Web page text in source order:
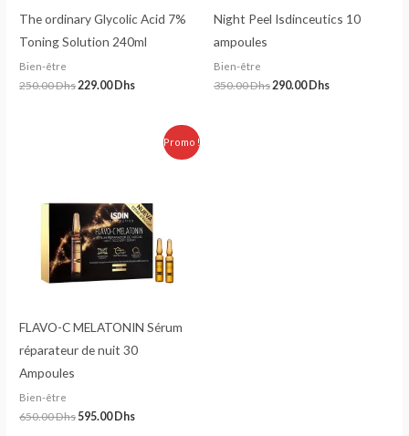
The ordinary Glycolic Acid 7%
Toning Solution 240ml
Bien-être
250.00Dhs 229.00Dhs
Night Peel Isdinceutics 10
ampoules
Bien-être
350.00Dhs 290.00Dhs
Promo !
FLAVO-C MELATONIN Sérum
réparateur de nuit 30
Ampoules
Bien-être
650.00Dhs595.00Dhs